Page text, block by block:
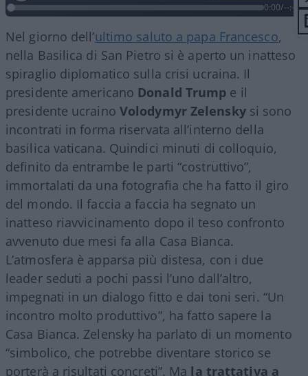
0:00/--:--
Nel giorno dell’ultimo saluto a papa Francesco,
nella Basilica di San Pietro si è aperto un inatteso
spiraglio diplomatico sulla crisi ucraina. Il
presidente americano Donald Trump e il
presidente ucraino Volodymyr Zelenskysi sono
incontrati in forma riservata all’interno della
basilica vaticana. Quindici minuti di colloquio,
definito da entrambe le parti “costruttivo”,
immortalati da una fotografia che ha fatto il giro
del mondo. Il faccia a faccia ha segnato un
inatteso riavvicinamento dopo il teso confronto
avvenuto due mesi fa alla Casa Bianca.
L’atmosfera è apparsa più distesa, con i due
leader seduti a pochi passi l’uno dall’altro,
impegnati in un dialogo fitto e dai toni seri. “Un
incontro molto produttivo”, ha fatto sapere la
Casa Bianca. Zelensky ha parlato di un momento
“simbolico, che potrebbe diventare storico se
porterà a risultati concreti”. Ma la trattativa a